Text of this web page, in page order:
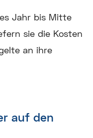
Jahr bis Mitte
sie die Kosten
an ihre
auf den